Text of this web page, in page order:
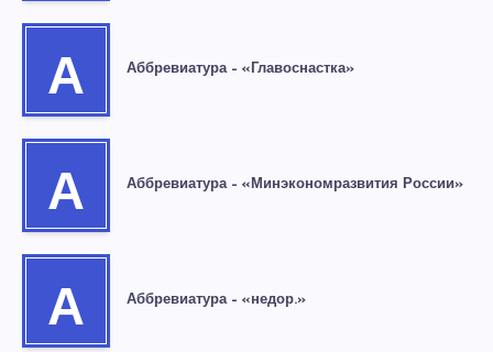
А Аббревиатура – «Главоснастка»
А Аббревиатура – «Минэкономразвития России»
А Аббревиатура – «недор.»